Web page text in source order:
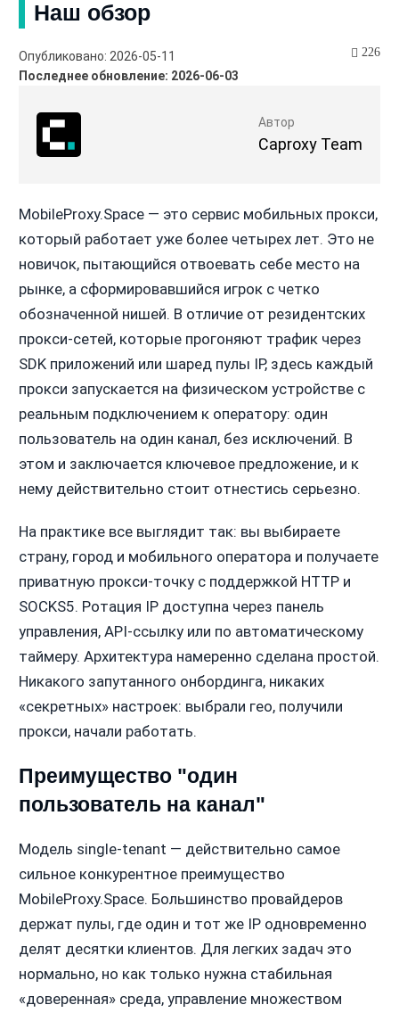
Наш обзор
Автор
Caproxy Team
Опубликовано: 2026-05-11
Последнее обновление: 2026-06-03
226
MobileProxy.Space — это сервис мобильных прокси,
который работает уже более четырех лет. Это не
новичок, пытающийся отвоевать себе место на
рынке, а сформировавшийся игрок с четко
обозначенной нишей. В отличие от резидентских
прокси-сетей, которые прогоняют трафик через
SDK приложений или шаред пулы IP, здесь каждый
прокси запускается на физическом устройстве с
реальным подключением к оператору: один
пользователь на один канал, без исключений. В
этом и заключается ключевое предложение, и к
нему действительно стоит отнестись серьезно.
На практике все выглядит так: вы выбираете
страну, город и мобильного оператора и получаете
приватную прокси-точку с поддержкой HTTP и
SOCKS5. Ротация IP доступна через панель
управления, API-ссылку или по автоматическому
таймеру. Архитектура намеренно сделана простой.
Никакого запутанного онбординга, никаких
«секретных» настроек: выбрали гео, получили
прокси, начали работать.
Преимущество "один
пользователь на канал"
Модель single-tenant — действительно самое
сильное конкурентное преимущество
MobileProxy.Space. Большинство провайдеров
держат пулы, где один и тот же IP одновременно
делят десятки клиентов. Для легких задач это
нормально, но как только нужна стабильная
«доверенная» среда, управление множеством